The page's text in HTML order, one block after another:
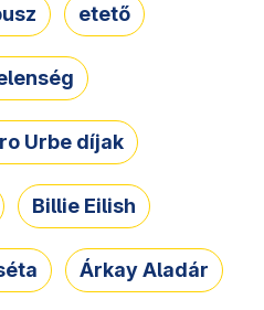
etető
Urbe díjak
Billie Eilish
Árkay Aladár